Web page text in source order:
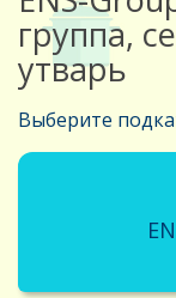
группа,
утварь
Выберите